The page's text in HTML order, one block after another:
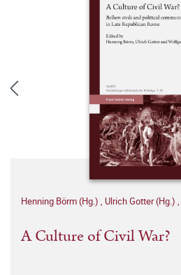
Henning Börm (Hg.) , Ulrich Gotter (Hg.) ,
A Culture of Civil War?